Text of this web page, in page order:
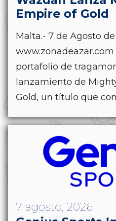
Empire of Gold
Malta.- 7 de Agosto de
portafolio de
lanzamiento de
Gold, un título que
7 agosto, 2026